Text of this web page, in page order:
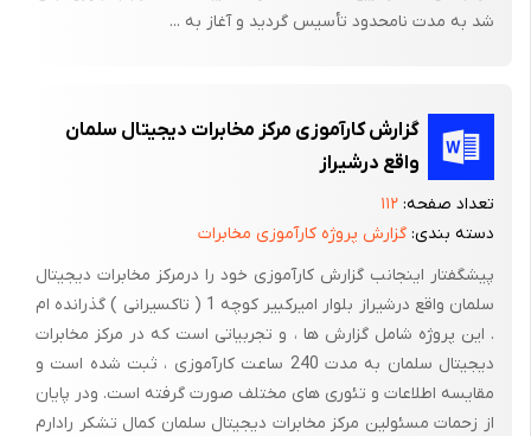
قدم انسان می تواند مرگ آور باشد جریان در بدن انسان از پاها عبور
می کند .
ولتاژ تماسی – مشابه گامی یا قدمی است اما گرادیان ولتاژ بین عمل
اتصال به الکترود و محل خروج جریان از بدن شخص وجود دارد .
اصولاً صاعقه از مسیری که امپدانس کمتری دارد به زمین می رسد که
معمولاً سیم های الکتریکی یا لوله های آب می باشند بنابراین فلزاتی که
کاملاً زمین شده باشند تخلیه الکتریکی صاعقه را با ضرر و زیان کمتری
انتقال می دهند و بالعکس در مولد عایق یا نیمه عایق ها ضربه
دریافتی در اثر تخلیه ایجاد انفجاری می کند که معمولاً درختان از این
شد به مدت نامحدود تأسیس گردید و آغاز به ...
گزارش کارآموزی مرکز مخابرات دیجیتال سلمان
واقع درشیراز
تعداد صفحه: ۱۱۲
دسته بندی: گزارش پروژه کارآموزی مخابرات
پیشگفتار اینجانب گزارش کارآموزی خود را درمرکز مخابرات دیجیتال
سلمان واقع درشیراز بلوار امیرکبیر کوچه 1 ( تاکسیرانی ) گذرانده ام
. این پروژه شامل گزارش ها ، و تجربیاتی است که در مرکز مخابرات
دیجیتال سلمان به مدت 240 ساعت کارآموزی ، ثبت شده است و
مقایسه اطلاعات و تئوری های مختلف صورت گرفته است. ودر پایان
از زحمات مسئولین مرکز مخابرات دیجیتال سلمان کمال تشکر رادارم